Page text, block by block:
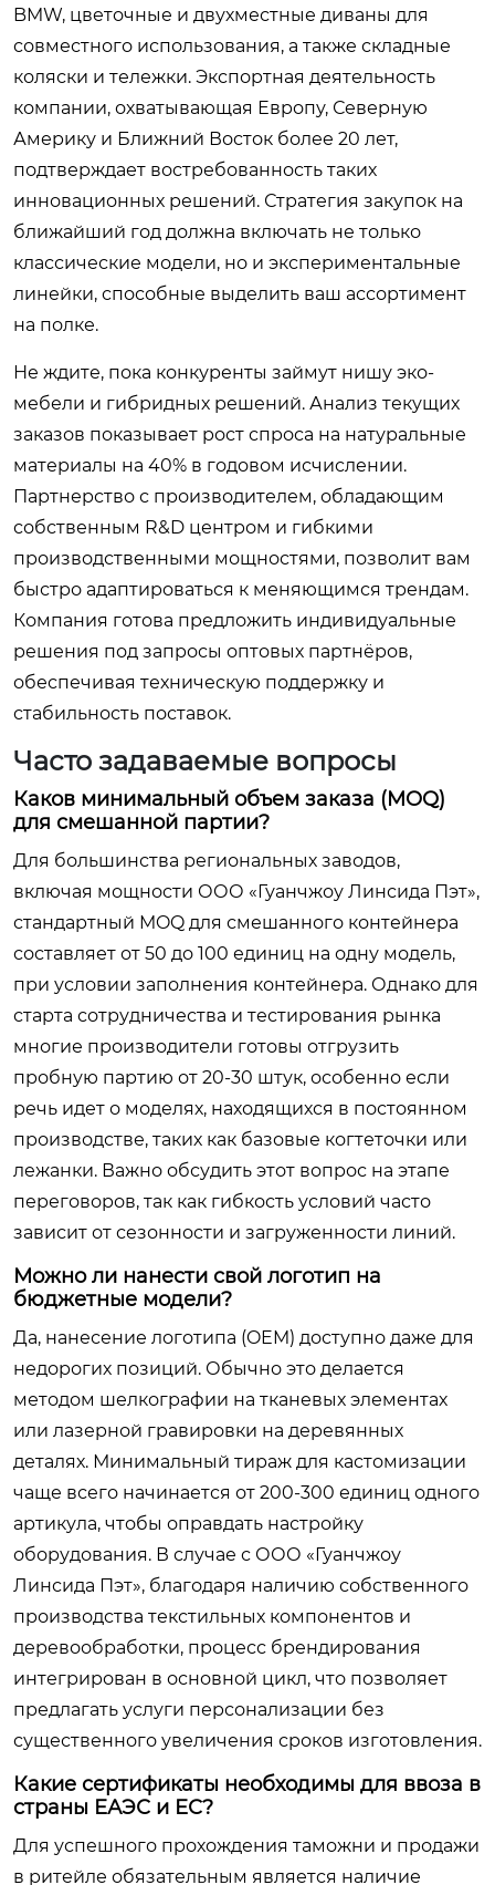
BMW, цветочные и двухместные диваны для
совместного использования, а также складные
коляски и тележки. Экспортная деятельность
компании, охватывающая Европу, Северную
Америку и Ближний Восток более 20 лет,
подтверждает востребованность таких
инновационных решений. Стратегия закупок на
ближайший год должна включать не только
классические модели, но и экспериментальные
линейки, способные выделить ваш ассортимент
на полке.
Не ждите, пока конкуренты займут нишу эко-
мебели и гибридных решений. Анализ текущих
заказов показывает рост спроса на натуральные
материалы на 40% в годовом исчислении.
Партнерство с производителем, обладающим
собственным R&D центром и гибкими
производственными мощностями, позволит вам
быстро адаптироваться к меняющимся трендам.
Компания готова предложить индивидуальные
решения под запросы оптовых партнёров,
обеспечивая техническую поддержку и
стабильность поставок.
Часто задаваемые вопросы
Каков минимальный объем заказа (MOQ)
для смешанной партии?
Для большинства региональных заводов,
включая мощности ООО «Гуанчжоу Линсида Пэт»,
стандартный MOQ для смешанного контейнера
составляет от 50 до 100 единиц на одну модель,
при условии заполнения контейнера. Однако для
старта сотрудничества и тестирования рынка
многие производители готовы отгрузить
пробную партию от 20-30 штук, особенно если
речь идет о моделях, находящихся в постоянном
производстве, таких как базовые когтеточки или
лежанки. Важно обсудить этот вопрос на этапе
переговоров, так как гибкость условий часто
зависит от сезонности и загруженности линий.
Можно ли нанести свой логотип на
бюджетные модели?
Да, нанесение логотипа (OEM) доступно даже для
недорогих позиций. Обычно это делается
методом шелкографии на тканевых элементах
или лазерной гравировки на деревянных
деталях. Минимальный тираж для кастомизации
чаще всего начинается от 200-300 единиц одного
артикула, чтобы оправдать настройку
оборудования. В случае с ООО «Гуанчжоу
Линсида Пэт», благодаря наличию собственного
производства текстильных компонентов и
деревообработки, процесс брендирования
интегрирован в основной цикл, что позволяет
предлагать услуги персонализации без
существенного увеличения сроков изготовления.
Какие сертификаты необходимы для ввоза в
страны ЕАЭС и ЕС?
Для успешного прохождения таможни и продажи
в ритейле обязательным является наличие